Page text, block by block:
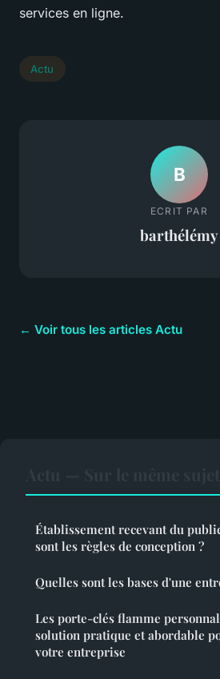
services en ligne.
Actu
B
ECRIT PAR
barthélémy
← Voir tous les articles Actu
Établissement recevant du
sont les règles de conception ?
Quelles sont les bases d'une
Les porte-clés flamme
solution pratique et abordable
votre entreprise